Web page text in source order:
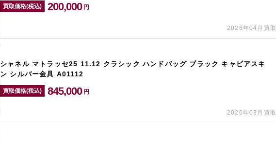
買取価格(税込) 200,000 円
2026年04月買取
シャネル マトラッセ25 11.12 クラシック ハンドバッグ ブラック キャビアスキ
ン シルバー金具 A01112
買取価格(税込) 845,000 円
2026年03月買取